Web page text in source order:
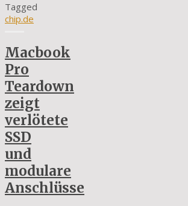
Tagged
chip.de
Macbook
Pro
Teardown
zeigt
verlötete
SSD
und
modulare
Anschlüsse